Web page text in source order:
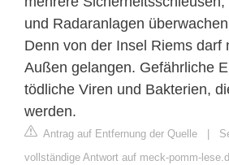
und Radaranlagen
Denn von der Insel Riems darf
Außen gelangen. Gefährliche
tödliche Viren und Bakterien,
werden.
Antrag auf Entfernung der Quelle |
vollständige Antwort auf meck-pomm-